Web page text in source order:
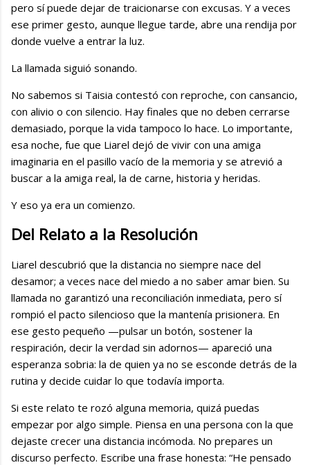
pero sí puede dejar de traicionarse con excusas. Y a veces
ese primer gesto, aunque llegue tarde, abre una rendija por
donde vuelve a entrar la luz.
La llamada siguió sonando.
No sabemos si Taisia contestó con reproche, con cansancio,
con alivio o con silencio. Hay finales que no deben cerrarse
demasiado, porque la vida tampoco lo hace. Lo importante,
esa noche, fue que Liarel dejó de vivir con una amiga
imaginaria en el pasillo vacío de la memoria y se atrevió a
buscar a la amiga real, la de carne, historia y heridas.
Y eso ya era un comienzo.
Del Relato a la Resolución
Liarel descubrió que la distancia no siempre nace del
desamor; a veces nace del miedo a no saber amar bien. Su
llamada no garantizó una reconciliación inmediata, pero sí
rompió el pacto silencioso que la mantenía prisionera. En
ese gesto pequeño —pulsar un botón, sostener la
respiración, decir la verdad sin adornos— apareció una
esperanza sobria: la de quien ya no se esconde detrás de la
rutina y decide cuidar lo que todavía importa.
Si este relato te rozó alguna memoria, quizá puedas
empezar por algo simple. Piensa en una persona con la que
dejaste crecer una distancia incómoda. No prepares un
discurso perfecto. Escribe una frase honesta: “He pensado